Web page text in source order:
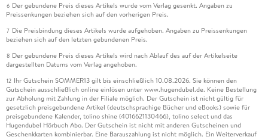
6 Der gebundene Preis dieses Artikels wurde vom Verlag gesenkt. Angaben zu
Preissenkungen beziehen sich auf den vorherigen Preis.
7 Die Preisbindung dieses Artikels wurde aufgehoben. Angaben zu Preissenkungen
beziehen sich auf den letzten gebundenen Preis.
8 Der gebundene Preis dieses Artikels wird nach Ablauf des auf der Artikelseite
dargestellten Datums vom Verlag angehoben.
12 Ihr Gutschein SOMMER13 gilt bis einschließlich 10.08.2026. Sie können den
Gutschein ausschließlich online einlösen unter www.hugendubel.de. Keine Bestellung
zur Abholung mit Zahlung in der Filiale möglich. Der Gutschein ist nicht gültig für
gesetzlich preisgebundene Artikel (deutschsprachige Bücher und eBooks) sowie für
preisgebundene Kalender, tolino shine (4016621130466), tolino select und das
Hugendubel Hörbuch Abo. Der Gutschein ist nicht mit anderen Gutscheinen und
Geschenkkarten kombinierbar. Eine Barauszahlung ist nicht möglich. Ein Weiterverkauf